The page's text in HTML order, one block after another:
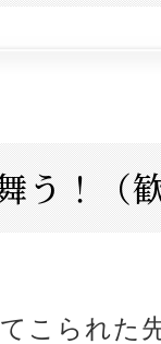
！（
こられた